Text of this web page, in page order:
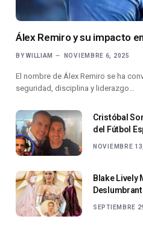
Álex Remiro y su impacto
BY WILLIAM NOVIEMBRE 6, 2025
El nombre de Álex Remiro se ha
seguridad, disciplina y liderazgo…
Cristóbal
del Fútbol
NOVIEMBRE
Blake Lively
SEPTIEMBRE